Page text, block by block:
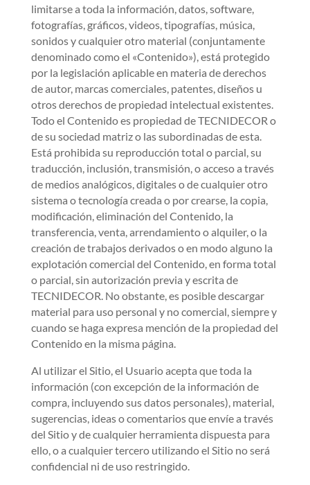
limitarse a toda la información, datos, software,
fotografías, gráficos, videos, tipografías, música,
sonidos y cualquier otro material (conjuntamente
denominado como el «Contenido»), está protegido
por la legislación aplicable en materia de derechos
de autor, marcas comerciales, patentes, diseños u
otros derechos de propiedad intelectual existentes.
Todo el Contenido es propiedad de TECNIDECOR o
de su sociedad matriz o las subordinadas de esta.
Está prohibida su reproducción total o parcial, su
traducción, inclusión, transmisión, o acceso a través
de medios analógicos, digitales o de cualquier otro
sistema o tecnología creada o por crearse, la copia,
modificación, eliminación del Contenido, la
transferencia, venta, arrendamiento o alquiler, o la
creación de trabajos derivados o en modo alguno la
explotación comercial del Contenido, en forma total
o parcial, sin autorización previa y escrita de
TECNIDECOR. No obstante, es posible descargar
material para uso personal y no comercial, siempre y
cuando se haga expresa mención de la propiedad del
Contenido en la misma página.
Al utilizar el Sitio, el Usuario acepta que toda la
información (con excepción de la información de
compra, incluyendo sus datos personales), material,
sugerencias, ideas o comentarios que envíe a través
del Sitio y de cualquier herramienta dispuesta para
ello, o a cualquier tercero utilizando el Sitio no será
confidencial ni de uso restringido.